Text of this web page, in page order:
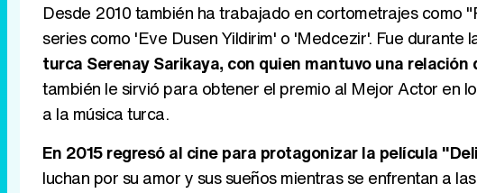
Desde 2010 también ha trabajado en cortometrajes como
series como 'Eve Dusen Yildirim' o 'Medcezir'. Fue durante
turca Serenay Sarikaya, con quien mantuvo una relación
también le sirvió para obtener el premio al Mejor Actor en
a la música turca.
En 2015 regresó al cine para protagonizar la película
luchan por su amor y sus sueños mientras se enfrentan a